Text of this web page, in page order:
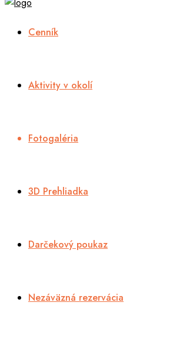
Cenník
Aktivity v okolí
Fotogaléria
3D Prehliadka
Darčekový poukaz
Nezáväzná rezervácia